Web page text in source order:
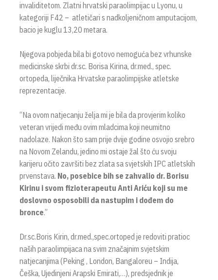
invaliditetom. Zlatni hrvatski paraolimpijac u Lyonu, u
kategoriji F42 – atletičari s nadkoljeničnom amputacijom,
bacio je kuglu 13,20 metara.
Njegova pobjeda bila bi gotovo nemoguća bez vrhunske
medicinske skrbi dr.sc. Borisa Kirina, dr.med., spec.
ortopeda, liječnika Hrvatske paraolimpijske atletske
reprezentacije.
“Na ovom natjecanju želja mi je bila da provjerim koliko
veteran vrijedi među ovim mladcima koji neumitno
nadolaze. Nakon što sam prije dvije godine osvojio srebro
na Novom Zelandu, jedino mi ostaje žal što ću svoju
karijeru očito završiti bez zlata sa svjetskih IPC atletskih
prvenstava. No, posebice bih se zahvalio dr. Borisu
Kirinu i svom fizioterapeutu Anti Ariću koji su me
doslovno osposobili da nastupim i dođem do
bronce.”
Dr.sc.Boris Kirin, dr.med.,spec.ortoped je redoviti pratioc
naših paraolimpijaca na svim značajnim svjetskim
natjecanjima (Peking , London, Bangaloreu – Indija,
Češka, Ujedinjeni Arapski Emirati,…), predsjednik je